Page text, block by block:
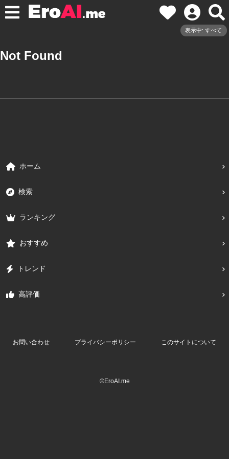
表示中: すべて
Not Found
ホーム
検索
ランキング
おすすめ
トレンド
高評価
お問い合わせ プライバシーポリシー このサイトについて
©EroAI.me